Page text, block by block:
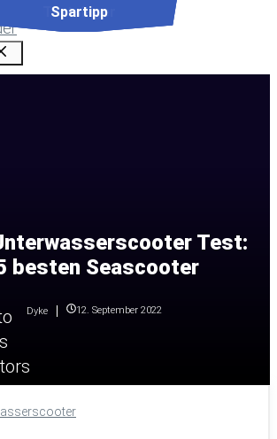
Test:
besten Seascooter
Dyke 12. September 2022